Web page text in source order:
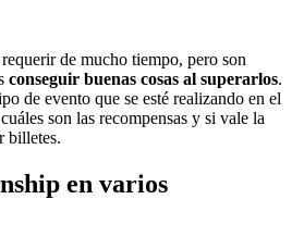
de mucho tiempo, pero son
conseguir buenas cosas al superarlos.
de evento que se esté realizando en el
son las recompensas y si vale la
billetes.
en varios